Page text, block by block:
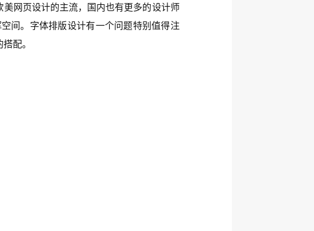
网页设计的主流，国内也有更多的设计师
间。字体排版设计有一个问题特别值得注
配。